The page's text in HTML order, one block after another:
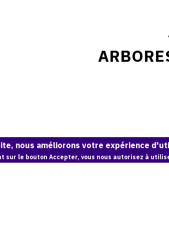
nous améliorons votre expérience
sur le bouton Accepter, vous nous autorisez à